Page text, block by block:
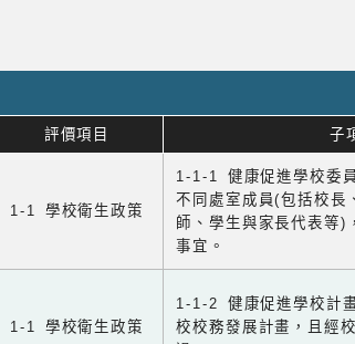
評價項目 子
1-1 學校衛生政策
1-1-1 健康促進學校委
不同處室成員(包括校長
師、學生與家長代表等)
事宜。
1-1 學校衛生政策
1-1-2 健康促進學校計
校校務發展計畫，且經